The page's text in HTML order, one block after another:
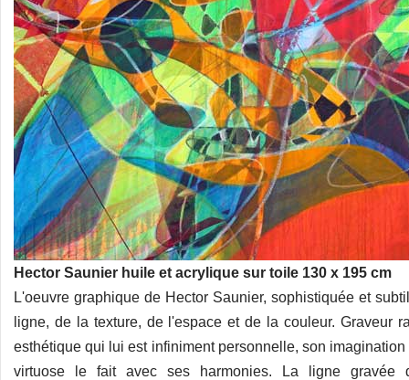
Hector Saunier huile et acrylique sur toile 130 x 195 cm
L'oeuvre graphique de Hector Saunier, sophistiquée et
ligne, de la texture, de l'espace et de la couleur. Graveur
esthétique qui lui est infiniment personnelle, son
virtuose le fait avec ses harmonies. La ligne gravée